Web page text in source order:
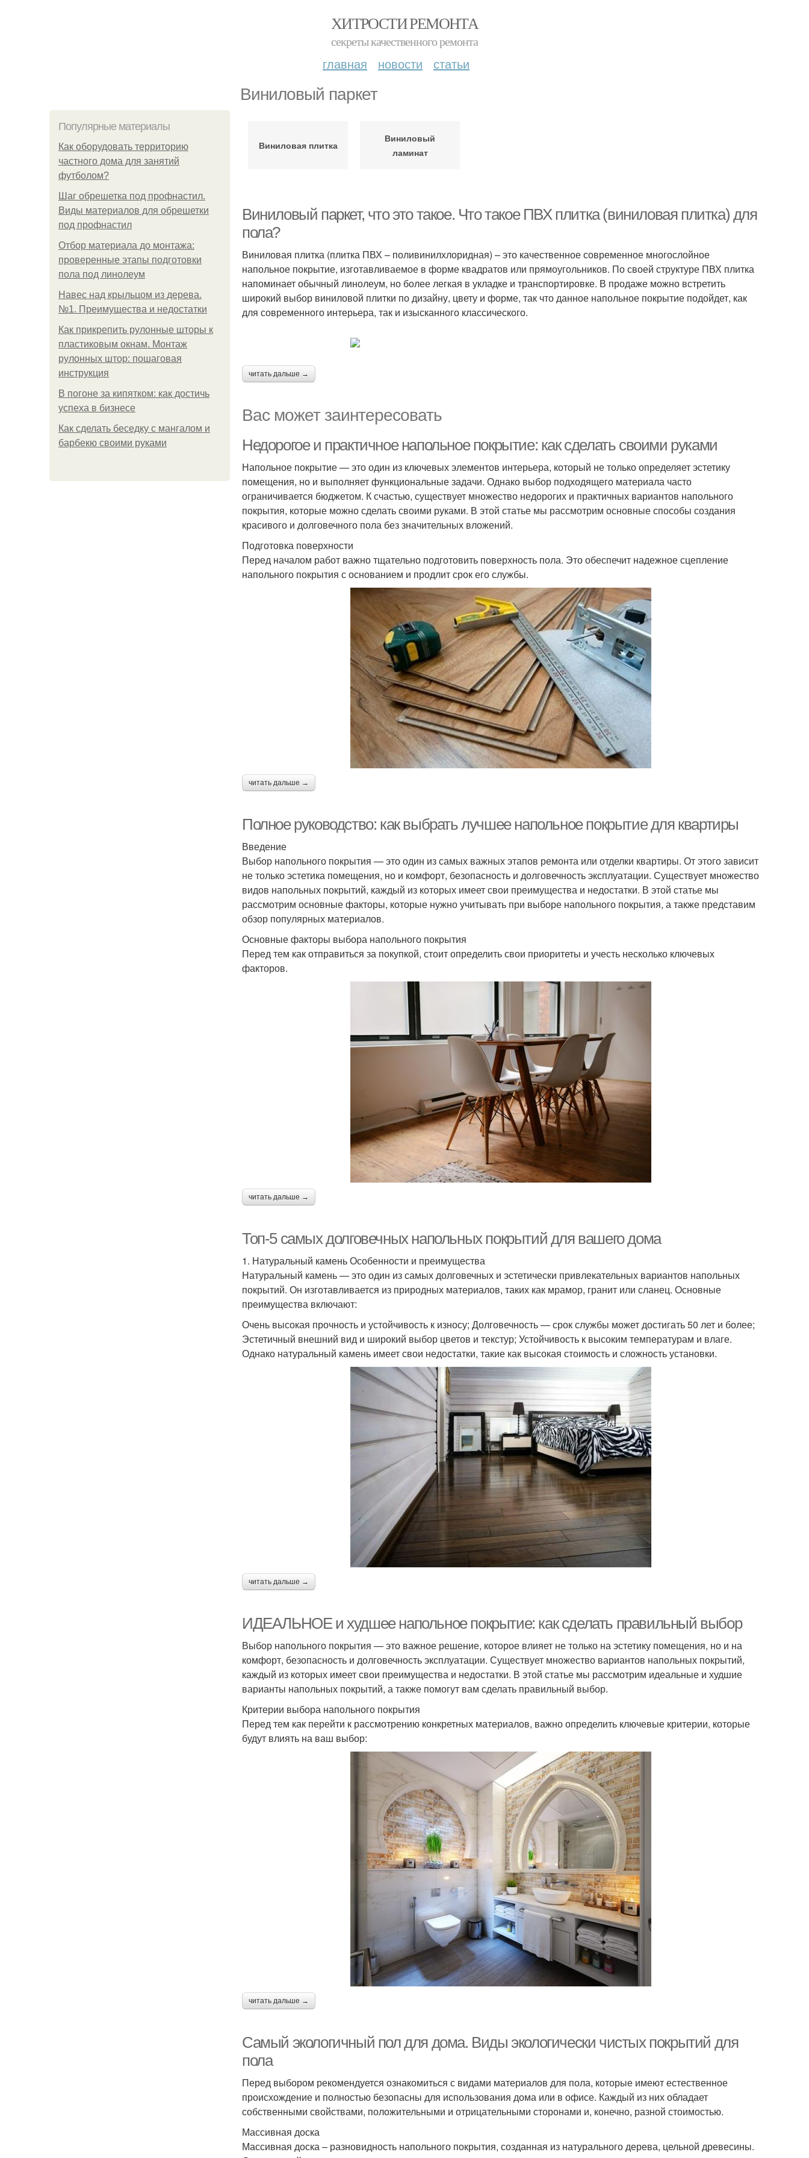
ХИТРОСТИ РЕМОНТА
секреты качественного ремонта
главная новости статьи
Виниловый паркет
Популярные материалы
Как оборудовать территорию
частного дома для занятий
футболом?
Шаг обрешетка под профнастил.
Виды материалов для обрешетки
под профнастил
Отбор материала до монтажа:
проверенные этапы подготовки
пола под линолеум
Навес над крыльцом из дерева.
№1. Преимущества и недостатки
Как прикрепить рулонные шторы к
пластиковым окнам. Монтаж
рулонных штор: пошаговая
инструкция
В погоне за кипятком: как достичь
успеха в бизнесе
Как сделать беседку с мангалом и
барбекю своими руками
Виниловая плитка
Виниловый
ламинат
Виниловый паркет, что это такое. Что такое ПВХ плитка (виниловая плитка) для
пола?
Виниловая плитка (плитка ПВХ – поливинилхлоридная) – это качественное современное многослойное
напольное покрытие, изготавливаемое в форме квадратов или прямоугольников. По своей структуре ПВХ плитка
напоминает обычный линолеум, но более легкая в укладке и транспортировке. В продаже можно встретить
широкий выбор виниловой плитки по дизайну, цвету и форме, так что данное напольное покрытие подойдет, как
для современного интерьера, так и изысканного классического.
читать дальше →
Вас может заинтересовать
Недорогое и практичное напольное покрытие: как сделать своими руками
Напольное покрытие — это один из ключевых элементов интерьера, который не только определяет эстетику
помещения, но и выполняет функциональные задачи. Однако выбор подходящего материала часто
ограничивается бюджетом. К счастью, существует множество недорогих и практичных вариантов напольного
покрытия, которые можно сделать своими руками. В этой статье мы рассмотрим основные способы создания
красивого и долговечного пола без значительных вложений.
Подготовка поверхности
Перед началом работ важно тщательно подготовить поверхность пола. Это обеспечит надежное сцепление
напольного покрытия с основанием и продлит срок его службы.
читать дальше →
Полное руководство: как выбрать лучшее напольное покрытие для квартиры
Введение
Выбор напольного покрытия — это один из самых важных этапов ремонта или отделки квартиры. От этого зависит
не только эстетика помещения, но и комфорт, безопасность и долговечность эксплуатации. Существует множество
видов напольных покрытий, каждый из которых имеет свои преимущества и недостатки. В этой статье мы
рассмотрим основные факторы, которые нужно учитывать при выборе напольного покрытия, а также представим
обзор популярных материалов.
Основные факторы выбора напольного покрытия
Перед тем как отправиться за покупкой, стоит определить свои приоритеты и учесть несколько ключевых
факторов.
читать дальше →
Топ-5 самых долговечных напольных покрытий для вашего дома
1. Натуральный камень Особенности и преимущества
Натуральный камень — это один из самых долговечных и эстетически привлекательных вариантов напольных
покрытий. Он изготавливается из природных материалов, таких как мрамор, гранит или сланец. Основные
преимущества включают:
Очень высокая прочность и устойчивость к износу; Долговечность — срок службы может достигать 50 лет и более;
Эстетичный внешний вид и широкий выбор цветов и текстур; Устойчивость к высоким температурам и влаге.
Однако натуральный камень имеет свои недостатки, такие как высокая стоимость и сложность установки.
читать дальше →
ИДЕАЛЬНОЕ и худшее напольное покрытие: как сделать правильный выбор
Выбор напольного покрытия — это важное решение, которое влияет не только на эстетику помещения, но и на
комфорт, безопасность и долговечность эксплуатации. Существует множество вариантов напольных покрытий,
каждый из которых имеет свои преимущества и недостатки. В этой статье мы рассмотрим идеальные и худшие
варианты напольных покрытий, а также помогут вам сделать правильный выбор.
Критерии выбора напольного покрытия
Перед тем как перейти к рассмотрению конкретных материалов, важно определить ключевые критерии, которые
будут влиять на ваш выбор:
читать дальше →
Самый экологичный пол для дома. Виды экологически чистых покрытий для
пола
Перед выбором рекомендуется ознакомиться с видами материалов для пола, которые имеют естественное
происхождение и полностью безопасны для использования дома или в офисе. Каждый из них обладает
собственными свойствами, положительными и отрицательными сторонами и, конечно, разной стоимостью.
Массивная доска
Массивная доска – разновидность напольного покрытия, созданная из натурального дерева, цельной древесины.